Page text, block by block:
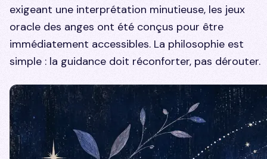
exigeant une interprétation minutieuse, les jeux
oracle des anges ont été conçus pour être
immédiatement accessibles. La philosophie est
simple : la guidance doit réconforter, pas dérouter.